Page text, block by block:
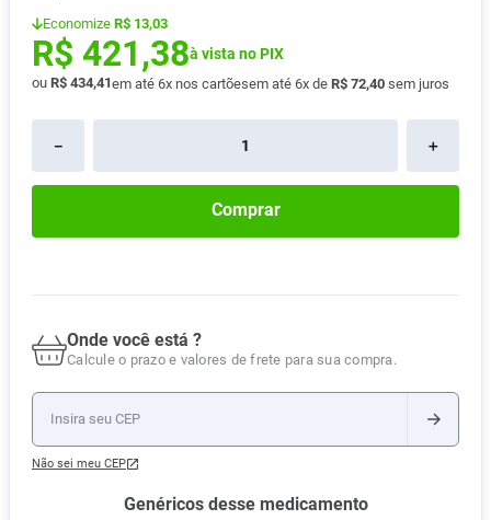
Economize R$ 13,03
R$ 421,38à vista no PIX
ou R$ 434,41em até 6x nos cartõesem até 6x de R$ 72,40 sem juros
＋
－
Comprar
Onde você está ?
Calcule o prazo e valores de frete para sua compra.
Não sei meu CEP
Genéricos desse medicamento
Absorvente
9 Lavitan
10º Vitamina D